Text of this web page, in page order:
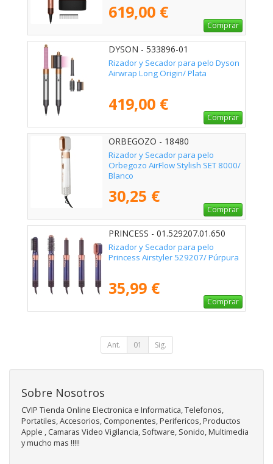
619,00 €
Comprar
DYSON - 533896-01
Rizador y Secador para pelo Dyson
Airwrap Long Origin/ Plata
419,00 €
Comprar
ORBEGOZO - 18480
Rizador y Secador para pelo
Orbegozo AirFlow Stylish SET 8000/
Blanco
30,25 €
Comprar
PRINCESS - 01.529207.01.650
Rizador y Secador para pelo
Princess Airstyler 529207/ Púrpura
35,99 €
Comprar
Ant. 01 Sig.
Sobre Nosotros
CVIP Tienda Online Electronica e Informatica, Telefonos,
Portatiles, Accesorios, Componentes, Perifericos, Productos
Apple , Camaras Video Vigilancia, Software, Sonido, Multimedia
y mucho mas !!!!!